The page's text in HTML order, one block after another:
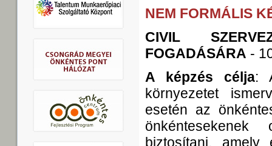
NEM FORMÁLIS
CIVIL
FOGADÁSÁRA -
A képzés célja:
környezetet
esetén az
biztosítani,